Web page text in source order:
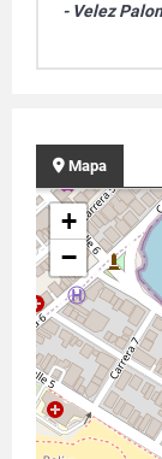
- Velez
Mapa
+
−